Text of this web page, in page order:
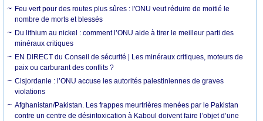
Feu vert pour des routes plus sûres : l'ONU veut réduire de moitié le
nombre de morts et blessés
Du lithium au nickel : comment l’ONU aide à tirer le meilleur parti des
minéraux critiques
EN DIRECT du Conseil de sécurité | Les minéraux critiques, moteurs de
paix ou carburant des conflits ?
Cisjordanie : l’ONU accuse les autorités palestiniennes de graves
violations
Afghanistan/Pakistan. Les frappes meurtrières menées par le Pakistan
contre un centre de désintoxication à Kaboul doivent faire l’objet d’une